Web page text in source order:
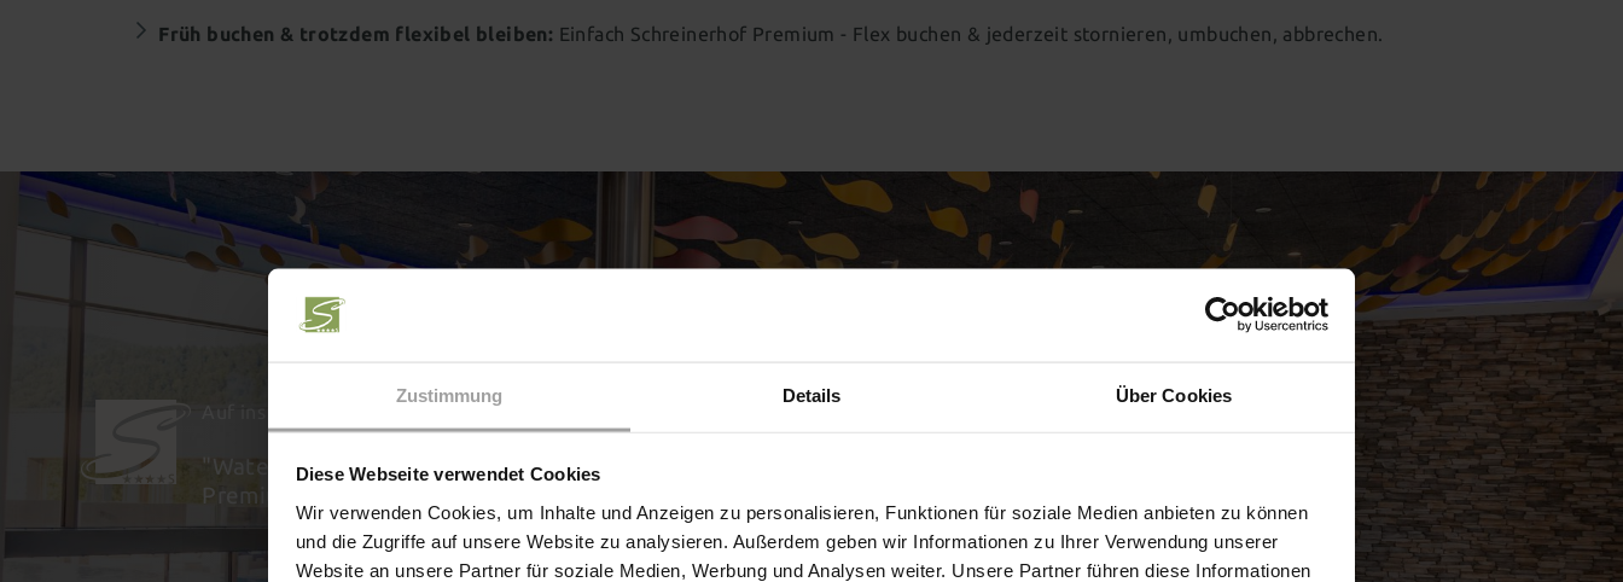
Zustimmung Details Über Cookies
Diese Webseite verwendet Cookies
Wir verwenden Cookies, um Inhalte und Anzeigen zu personalisieren, Funktionen für soziale Medien anbieten zu können
und die Zugriffe auf unsere Website zu analysieren. Außerdem geben wir Informationen zu Ihrer Verwendung unserer
Website an unsere Partner für soziale Medien, Werbung und Analysen weiter. Unsere Partner führen diese Informationen
Früh buchen & trotzdem flexibel bleiben: Einfach Schreinerhof Premium - Flex buchen & jederzeit stornieren, umbuchen, abbrechen.
Auf ins Familienabenteuer in den Schreinerhof!
"Water Fun Area" mit Wellenbad, Erlebniswelten & All-Inclusive
Premium